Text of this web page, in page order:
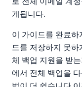
게됩니다.
이 가이드를 완료하
드를 저장하지 못
체 백업 지원을 받
에서 전체 백업을